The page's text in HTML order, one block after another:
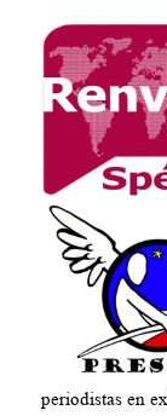
periodistas en